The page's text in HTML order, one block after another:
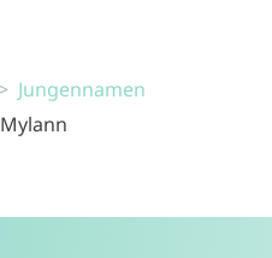
Jungennamen
Mylann